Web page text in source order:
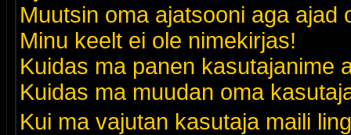
Muutsin oma ajatsooni aga ajad
Minu keelt ei ole nimekirjas!
Kuidas ma panen kasutajanime
Kuidas ma muudan oma
Kui ma vajutan kasutaja maili